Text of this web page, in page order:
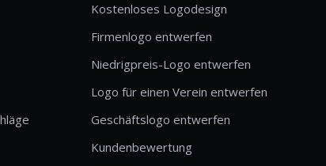
Kostenloses Logodesign
Firmenlogo entwerfen
Niedrigpreis-Logo entwerfen
Logo für einen Verein entwerfen
Geschäftslogo entwerfen
Kundenbewertung